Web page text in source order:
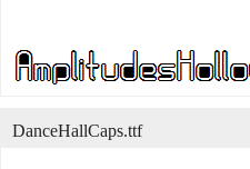
DanceHallCaps.ttf